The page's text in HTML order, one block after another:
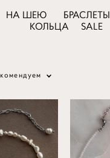
НА ШЕЮ БРАСЛЕТЫ
КОЛЬЦА
SALE